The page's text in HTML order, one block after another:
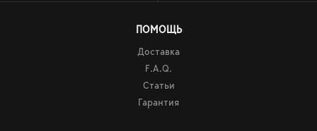
ПОМОЩЬ
Доставка
F.A.Q.
Статьи
Гарантия